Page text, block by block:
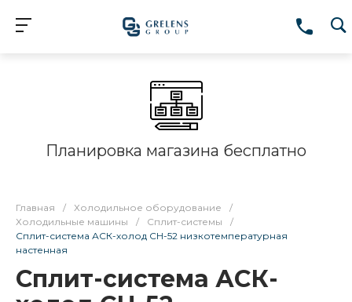
Планировка магазина бесплатно
Главная / Холодильное оборудование
/
Холодильные машины
/ Сплит-системы
/
Сплит-система АСК-холод СН-52 низкотемпературная
настенная
Сплит-система АСК-